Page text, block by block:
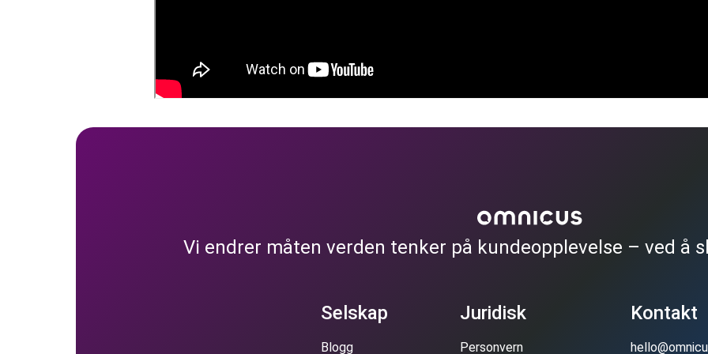
Vi endrer måten verden tenker på kundeopplevelse – ved å
Selskap
Blogg
Juridisk
Personvern
Kontakt